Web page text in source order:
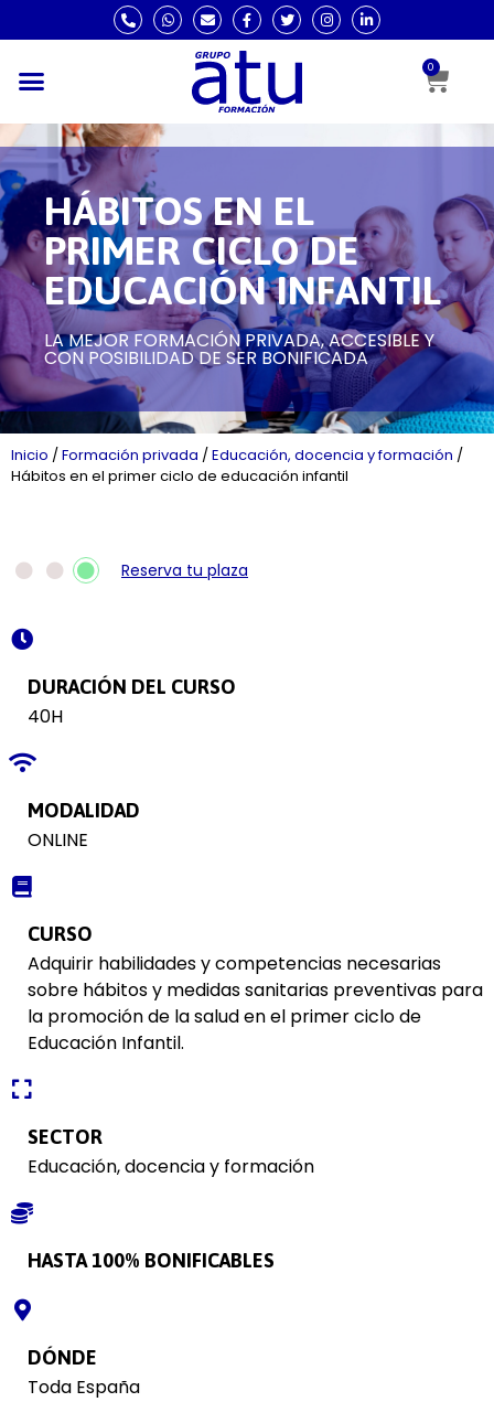
0
HÁBITOS EN EL
PRIMER CICLO DE
EDUCACIÓN INFANTIL
LA MEJOR FORMACIÓN PRIVADA, ACCESIBLE Y
CON POSIBILIDAD DE SER BONIFICADA
Inicio /Formación privada /Educación, docencia y formación /
Hábitos en el primer ciclo de educación infantil
Reserva tu plaza
DURACIÓN DEL CURSO
40H
MODALIDAD
ONLINE
CURSO
Adquirir habilidades y competencias necesarias
sobre hábitos y medidas sanitarias preventivas para
la promoción de la salud en el primer ciclo de
Educación Infantil.
SECTOR
Educación, docencia y formación
HASTA 100% BONIFICABLES
DÓNDE
Toda España